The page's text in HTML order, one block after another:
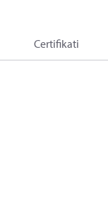
Certifikati